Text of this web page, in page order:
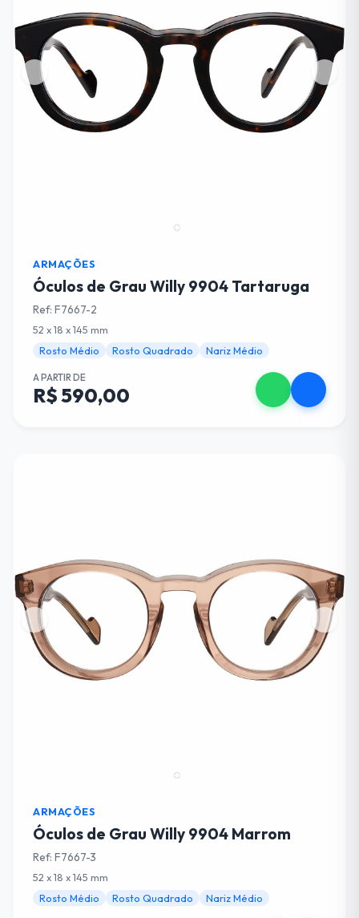
ARMAÇÕES
Óculos de Grau Willy 9904 Tartaruga
Ref: F7667-2
52 x 18 x 145 mm
Rosto Médio
Rosto Quadrado Nariz Médio
A PARTIR DE
R$ 590,00
ARMAÇÕES
Óculos de Grau Willy 9904 Marrom
Ref: F7667-3
52 x 18 x 145 mm
Rosto Médio
Rosto Quadrado Nariz Médio